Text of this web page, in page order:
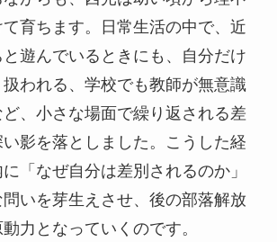
育ちます。日常生活の中で、近
遊んでいるときにも、自分だけ
われる、学校でも教師が無意識
、小さな場面で繰り返される差
影を落としました。こうした経
「なぜ自分は差別されるのか」
いを芽生えさせ、後の部落解放
力となっていくのです。